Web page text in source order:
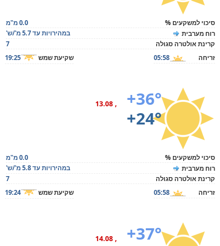
סיכוי למשקעים %
0.0 מ"מ
רוח מערבית
במהירויות עד 5.7 מ'/ש'
קרינת אולטרה סגולה
7
זריחה
05:58 שקיעת שמש 19:25
+36°
+24°
, 13.08
סיכוי למשקעים %
0.0 מ"מ
רוח מערבית
במהירויות עד 5.8 מ'/ש'
קרינת אולטרה סגולה
7
זריחה
05:58 שקיעת שמש 19:24
+37°
, 14.08